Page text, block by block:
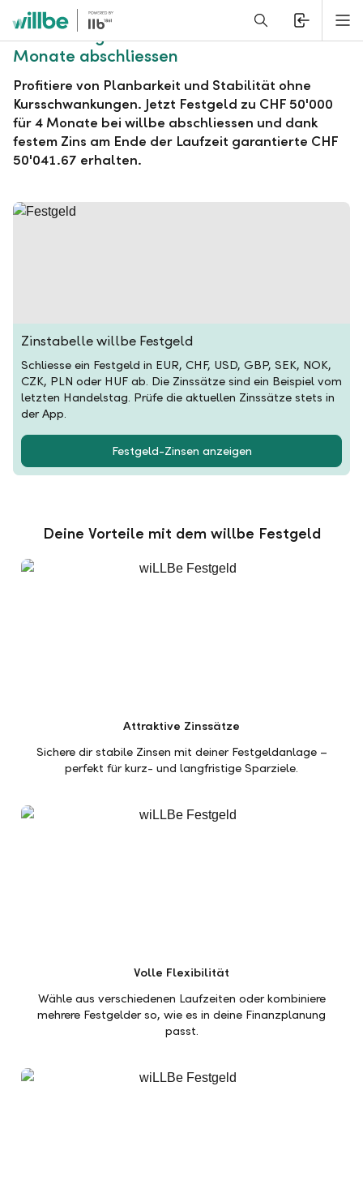
Alerts.Headline
willbe Festgeld zu CHF 50'000 für 4
Monate abschliessen
Profitiere von Planbarkeit und Stabilität ohne
Kursschwankungen. Jetzt Festgeld zu CHF 50'000
für 4 Monate bei willbe abschliessen und dank
festem Zins am Ende der Laufzeit garantierte CHF
50'041.67 erhalten.
Zinstabelle willbe Festgeld
Schliesse ein Festgeld in EUR, CHF, USD, GBP, SEK, NOK,
CZK, PLN oder HUF ab. Die Zinssätze sind ein Beispiel vom
letzten Handelstag. Prüfe die aktuellen Zinssätze stets in
der App.
Festgeld-Zinsen anzeigen
Deine Vorteile mit dem willbe Festgeld
Attraktive Zinssätze
Sichere dir stabile Zinsen mit deiner Festgeldanlage –
perfekt für kurz- und langfristige Sparziele.
Volle Flexibilität
Wähle aus verschiedenen Laufzeiten oder kombiniere
mehrere Festgelder so, wie es in deine Finanzplanung
passt.